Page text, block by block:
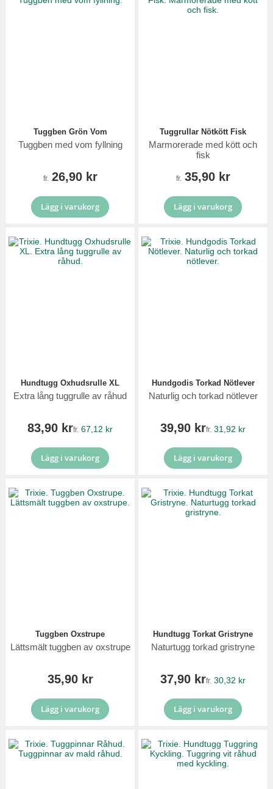
Tuggben Grön Vom
Tuggben med vom fyllning
fr. 26,90 kr
Lägg i varukorg
Tuggrullar Nötkött Fisk
Marmorerade med kött och
fisk
fr. 35,90 kr
Lägg i varukorg
Hundtugg Oxhudsrulle XL
Extra lång tuggrulle av råhud
83,90 krfr. 67,12 kr
Lägg i varukorg
Hundgodis Torkad Nötlever
Naturlig och torkad nötlever
39,90 krfr. 31,92 kr
Lägg i varukorg
Tuggben Oxstrupe
Lättsmält tuggben av oxstrupe
35,90 kr
Lägg i varukorg
Hundtugg Torkat Gristryne
Naturtugg torkad gristryne
37,90 krfr. 30,32 kr
Lägg i varukorg